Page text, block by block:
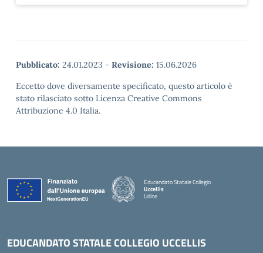
Pubblicato: 24.01.2023 - Revisione: 15.06.2026
Eccetto dove diversamente specificato, questo articolo è
stato rilasciato sotto Licenza Creative Commons
Attribuzione 4.0 Italia.
Educandato Statale Collegio
Uccellis
Udine
EDUCANDATO STATALE COLLEGIO UCCELLIS